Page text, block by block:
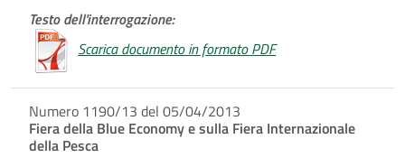
Testo dell'interrogazione:
Scarica documento in formato PDF
Numero 1190/13 del 05/04/2013
Fiera della Blue Economy e sulla Fiera Internazionale
della Pesca